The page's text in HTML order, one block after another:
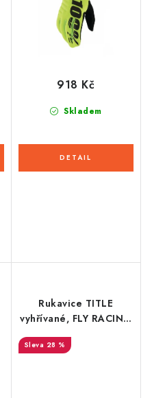
Skladem
918 Kč
Rukavice TITLE
vyhřívané, FLY RACING
- USA (černá/šedá)
28 %